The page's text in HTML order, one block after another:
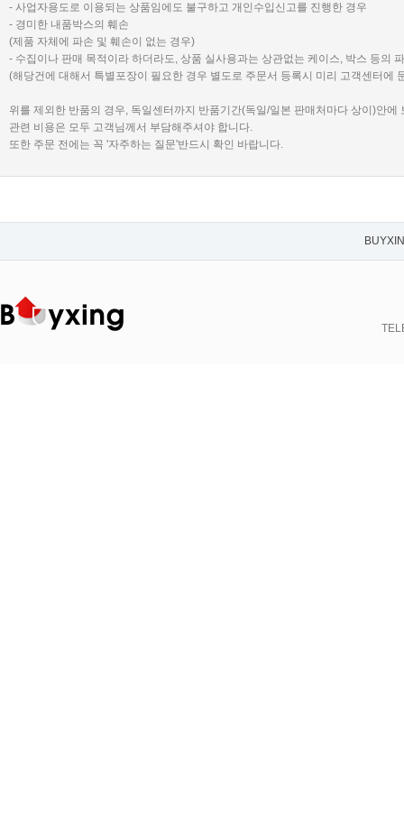
- 사업자용도로 이용되는 상품임에도 불구하고 개인수입신고를 진행한 경우
- 경미한 내품박스의 훼손
(제품 자체에 파손 및 훼손이 없는 경우)
- 수집이나 판매 목적이라 하더라도, 상품 실사용과는 상관없는 케이스, 박스 등의
(해당건에 대해서 특별포장이 필요한 경우 별도로 주문서 등록시 미리 고객센터에
위를 제외한 반품의 경우, 독일센터까지 반품기간(독일/일본 판매처마다 상이)안에
관련 비용은 모두 고객님께서 부담해주셔야 합니다.
또한 주문 전에는 꼭 '자주하는 질문'반드시 확인 바랍니다.